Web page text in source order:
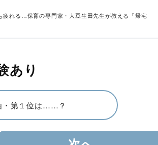
疲れる…保育の専門家・大豆生田先生が教える「帰宅
あり
・第１位は……？